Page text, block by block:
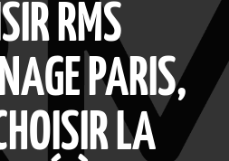
RMS
PARIS,
LA